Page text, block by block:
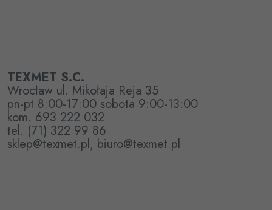
TEXMET S.C.
Wrocław ul. Mikołaja Reja 35
pn-pt 8:00-17:00 sobota 9:00-13:00
kom. 693 222 032
tel. (71) 322 99 86
sklep@texmet.pl, biuro@texmet.pl